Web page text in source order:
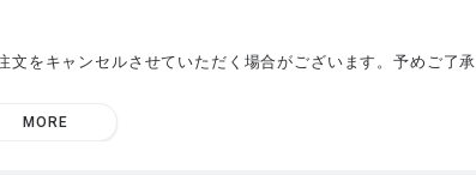
をキャンセルさせていただく場合がございます。予めご了承
MORE